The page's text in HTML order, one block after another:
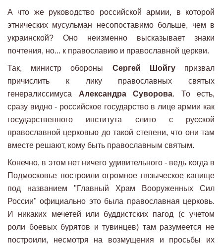
А что же руководство российской армии, в которой
этнических мусульман несопоставимо больше, чем в
украинской? Оно неизменно высказывает знаки
почтения, но... к православию и православной церкви.
Так, министр обороны Сергей Шойгупризвал
причислить к лику православных святых
генералиссимуса Александра Суворова. То есть,
сразу видно - российское государство в лице армии как
государственного института слито с русской
православной церковью до такой степени, что они там
вместе решают, кому быть православным святым.
Конечно, в этом нет ничего удивительного - ведь когда в
Подмосковье построили огромное пязыческое капище
под названием "Главный Храм Вооруженных Сил
России" официально это была православная церковь.
И никаких мечетей или буддистских пагод (с учетом
роли боевых бурятов и тувинцев) там разумеется не
построили, несмотря на возмущения и просьбы их